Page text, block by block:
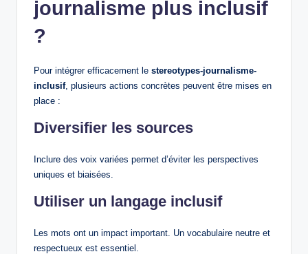
journalisme plus inclusif
?
Pour intégrer efficacement le stereotypes-journalisme-
inclusif, plusieurs actions concrètes peuvent être mises en
place :
Diversifier les sources
Inclure des voix variées permet d’éviter les perspectives
uniques et biaisées.
Utiliser un langage inclusif
Les mots ont un impact important. Un vocabulaire neutre et
respectueux est essentiel.